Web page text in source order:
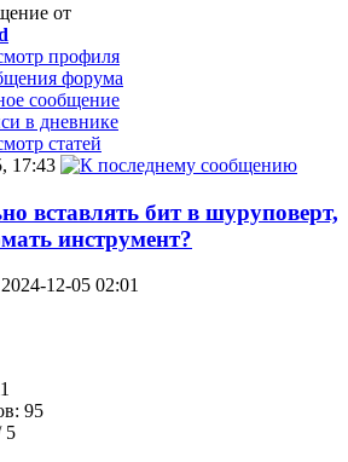
от
профиля
форума
сообщение
в дневнике
статей
17:43
вставлять бит в шуруповерт,
инструмент?
12-05 02:01
95
5